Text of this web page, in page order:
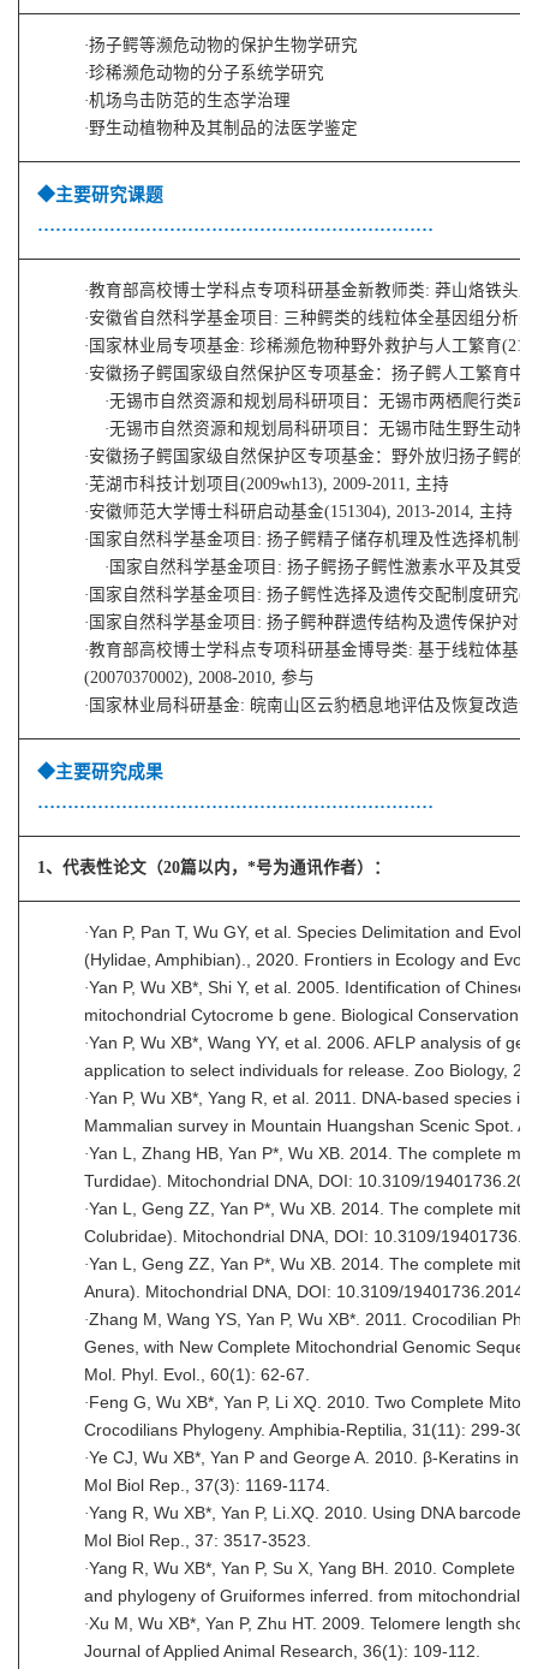
·扬子鳄等濒危动物的保护生物学研究
·珍稀濒危动物的分子系统学研究
·机场鸟击 防范的生态学治理
·野生动植物种及其制品的法医学鉴定
◆主要研究课题
…………………………………………………………
·教育部高校博士学科点专项科研基金新教师类: 莽山烙铁头
·安徽省自然科学基金项目: 三种鳄类的线粒体全基因组分析
· 国家林业局专项基金: 珍稀濒危物种野外救护与人工繁育
·安徽扬子鳄国家级自然保护区专项基金：扬子鳄人工繁育中
·无锡市 自然资源和规划局科研项目： 无锡市两栖爬行类动
·无锡市 自然资源和规划局科研项目： 无锡市陆生野生动物
·安徽扬子鳄国家级自然保护区专项基金：野外放归扬子鳄的
·芜湖市科技计划项目(2009wh13), 2009-2011, 主持
·安徽师范大学博士科研启动基金(151304), 2013-2014, 主持
· 国家自然科学基金项目: 扬子鳄精子储存机理及性选择机制研
· 国家自然科学基金项目: 扬子鳄扬子鳄性激素水平及其受
· 国家自然科学基金项目: 扬子鳄性选择及遗传交配制度研究
· 国家自然科学基金项目: 扬子鳄种群遗传结构及遗传保护对策
·教育部高校博士学科点专项科研基金博导类: 基于线粒体基
(20070370002), 2008-2010, 参与
· 国家林业局科研基金: 皖南山区云豹栖息地评估及恢复改造试
◆主要研究成果
…………………………………………………………
1、代表性论文（20篇以内，*号为通讯作者）：
·Yan P, Pan T, Wu GY, et al. Species Delimitation and
(Hylidae, Amphibian)., 2020. Frontiers in Ecology and
·Yan P, Wu XB*, Shi Y, et al. 2005. Identification of
mitochondrial Cytocrome b gene. Biological Conservation,
·Yan P, Wu XB*, Wang YY, et al. 2006. AFLP analysis of
application to select individuals for release. Zoo Biology,
·Yan P, Wu XB*, Yang R, et al. 2011. DNA-based species
Mammalian survey in Mountain Huangshan Scenic Spot.
·Yan L, Zhang HB, Yan P*, Wu XB. 2014. The complete
Turdidae). Mitochondrial DNA, DOI: 10.3109/
·Yan L, Geng ZZ, Yan P*, Wu XB. 2014. The complete
Colubridae). Mitochondrial DNA, DOI: 10.3109/
·Yan L, Geng ZZ, Yan P*, Wu XB. 2014. The complete
Anura). Mitochondrial DNA, DOI: 10.3109/
·Zhang M, Wang YS, Yan P, Wu XB*. 2011. Crocodilian
Genes, with New Complete Mitochondrial Genomic
Mol. Phyl. Evol., 60(1): 62-67.
· Feng G, Wu XB*, Yan P, Li XQ. 2010. Two Complete
Crocodilians Phylogeny. Amphibia-Reptilia, 31(11): 299-
·Ye CJ, Wu XB*, Yan P and George A. 2010. β-Keratins in
Mol Biol Rep., 37(3): 1169-1174.
·Yang R, Wu XB*, Yan P, Li.XQ. 2010. Using DNA
Mol Biol Rep., 37: 3517-3523.
·Yang R, Wu XB*, Yan P, Su X, Yang BH. 2010. Complete
and phylogeny of Gruiformes inferred. from mitochondrial
·Xu M, Wu XB*, Yan P, Zhu HT. 2009. Telomere length
Journal of Applied Animal Research, 36(1): 109-112.